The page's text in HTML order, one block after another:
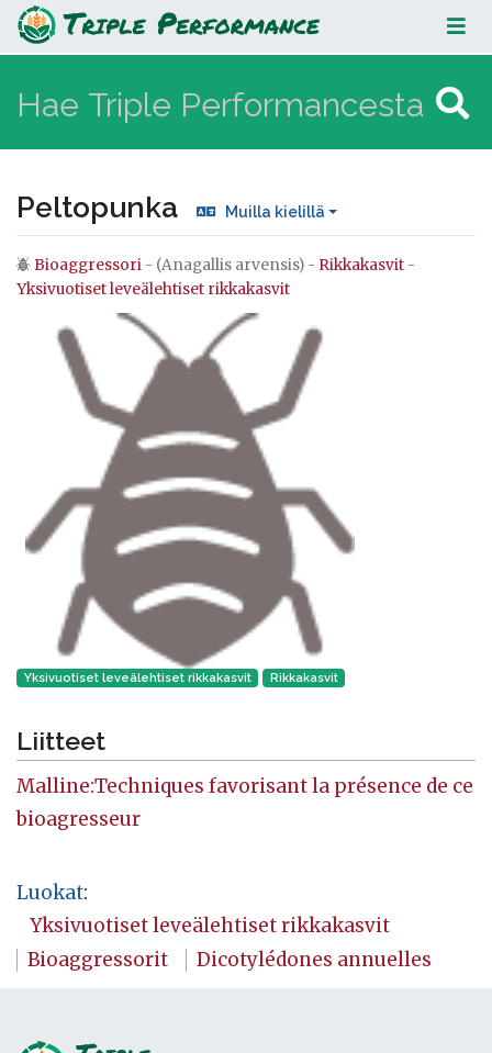
Peltopunka
Peltopunka Muilla kielillä
Loikkaa:valikkoon,hakuun
Bioaggressori - (Anagallis arvensis) - Rikkakasvit -
Yksivuotiset leveälehtiset rikkakasvit
Yksivuotiset leveälehtiset rikkakasvit Rikkakasvit
Liitteet
Malline:Techniques favorisant la présence de ce
bioagresseur
Luokat:
Yksivuotiset leveälehtiset rikkakasvit
Bioaggressorit
Dicotylédones annuelles